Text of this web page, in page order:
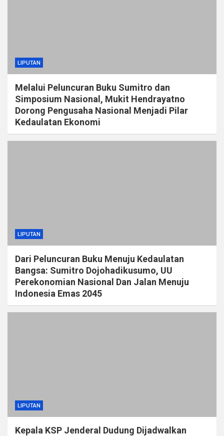
LIPUTAN
Melalui Peluncuran Buku Sumitro dan
Simposium Nasional, Mukit Hendrayatno
Dorong Pengusaha Nasional Menjadi Pilar
Kedaulatan Ekonomi
LIPUTAN
Dari Peluncuran Buku Menuju Kedaulatan
Bangsa: Sumitro Dojohadikusumo, UU
Perekonomian Nasional Dan Jalan Menuju
Indonesia Emas 2045
LIPUTAN
Kepala KSP Jenderal Dudung Dijadwalkan